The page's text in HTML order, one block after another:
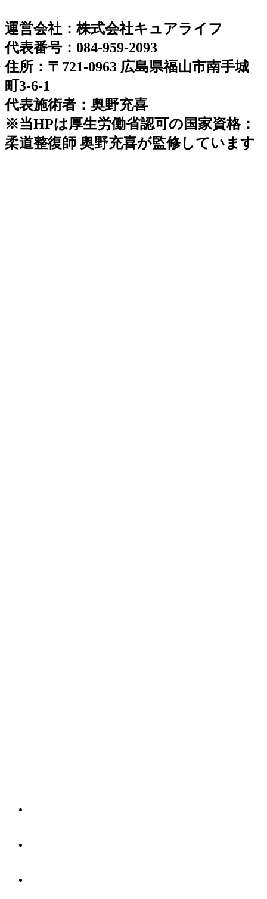
運営会社：株式会社キュアライフ
代表番号：084-959-2093
住所：〒721-0963 広島県福山市南手城
町3-6-1
代表施術者：奥野充喜
※当HPは厚生労働省認可の国家資格：
柔道整復師 奥野充喜が監修しています